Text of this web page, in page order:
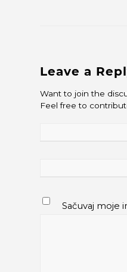
Leave a
Want to join the
Feel free to
Sačuvaj moje